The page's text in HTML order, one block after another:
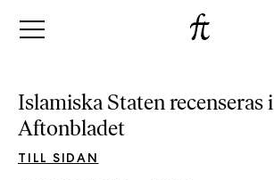
Fri
B
o
n
Islamiska Staten recenseras i
Aftonbladet
TILL SIDAN